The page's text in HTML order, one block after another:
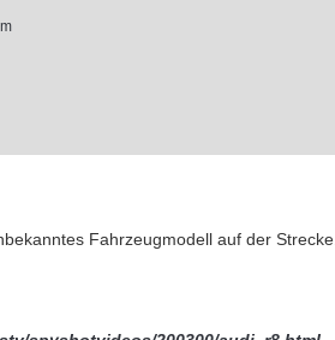
Fahrzeugmodell auf der Strecke.